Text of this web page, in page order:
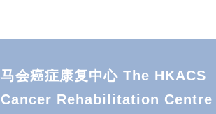
会癌症康复中心 The HKACS
Rehabilitation Centre